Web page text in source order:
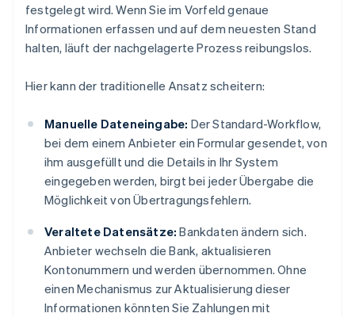
festgelegt wird. Wenn Sie im Vorfeld genaue
Informationen erfassen und auf dem neuesten Stand
halten, läuft der nachgelagerte Prozess reibungslos.
Hier kann der traditionelle Ansatz scheitern:
Manuelle Dateneingabe: Der Standard-Workflow,
bei dem einem Anbieter ein Formular gesendet, von
ihm ausgefüllt und die Details in Ihr System
eingegeben werden, birgt bei jeder Übergabe die
Möglichkeit von Übertragungsfehlern.
Veraltete Datensätze: Bankdaten ändern sich.
Anbieter wechseln die Bank, aktualisieren
Kontonummern und werden übernommen. Ohne
einen Mechanismus zur Aktualisierung dieser
Informationen könnten Sie Zahlungen mit